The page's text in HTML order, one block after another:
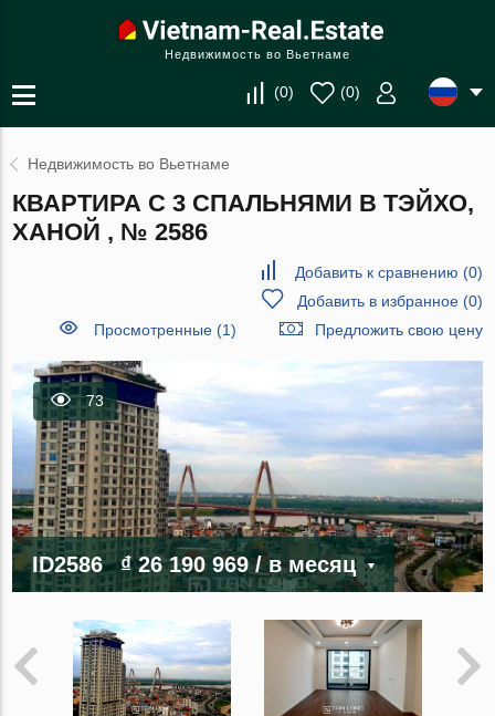
Недвижимость во Вьетнаме
(0) (0)
Недвижимость во Вьетнаме
КВАРТИРА С 3 СПАЛЬНЯМИ В ТЭЙХО,
ХАНОЙ , № 2586
Добавить к сравнению (0)
Добавить в избранное(0)
Просмотренные (1)
Предложить свою цену
73
ID2586 ₫ 26 190 969/ в месяц